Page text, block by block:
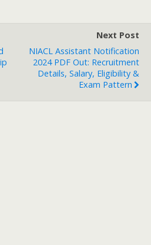
Next Post
NIACL Assistant Notification
2024 PDF Out: Recruitment
Details, Salary, Eligibility &
Exam Pattern